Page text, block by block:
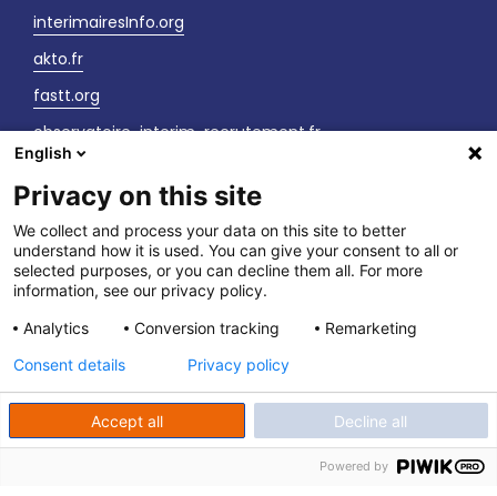
interimairesInfo.org
akto.fr
fastt.org
observatoire-interim-recrutement.fr
sante-securite-interim.fr
Nous contacter
LinkedIn
Vos interlocuteurs
Newsletter
English
Privacy on this site
We collect and process your data on this site to better
understand how it is used. You can give your consent to all or
selected purposes, or you can decline them all. For more
information, see our privacy policy.
Analytics
Conversion tracking Remarketing
Accept all Decline all
Consent details Privacy policy
Powered by